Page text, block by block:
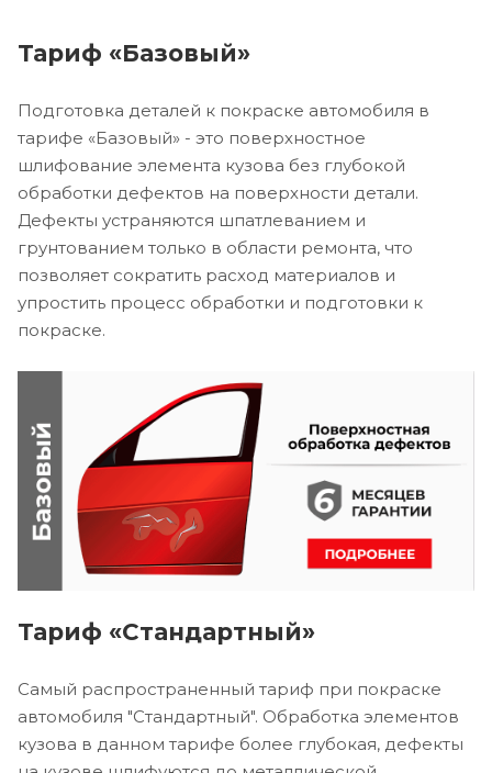
Тариф «Базовый»
Подготовка деталей к покраске автомобиля в
тарифе «Базовый» - это поверхностное
шлифование элемента кузова без глубокой
обработки дефектов на поверхности детали.
Дефекты устраняются шпатлеванием и
грунтованием только в области ремонта, что
позволяет сократить расход материалов и
упростить процесс обработки и подготовки к
покраске.
Тариф «Стандартный»
Самый распространенный тариф при покраске
автомобиля "Стандартный". Обработка элементов
кузова в данном тарифе более глубокая, дефекты